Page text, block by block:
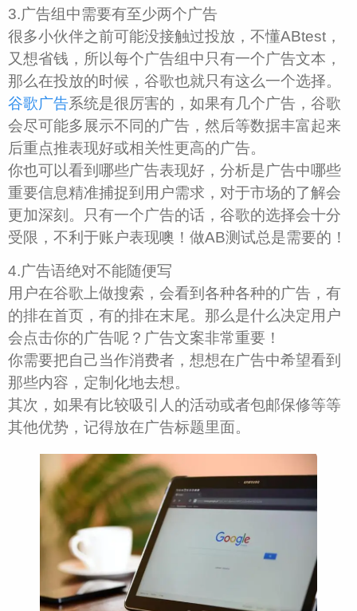
3.广告组中需要有至少两个广告
很多小伙伴之前可能没接触过投放，不懂ABtest，
又想省钱，所以每个广告组中只有一个广告文本，
那么在投放的时候，谷歌也就只有这么一个选择。
谷歌广告系统是很厉害的，如果有几个广告，谷歌
会尽可能多展示不同的广告，然后等数据丰富起来
后重点推表现好或相关性更高的广告。
你也可以看到哪些广告表现好，分析是广告中哪些
重要信息精准捕捉到用户需求，对于市场的了解会
更加深刻。只有一个广告的话，谷歌的选择会十分
受限，不利于账户表现噢！做AB测试总是需要的！
4.广告语绝对不能随便写
用户在谷歌上做搜索，会看到各种各种的广告，有
的排在首页，有的排在末尾。那么是什么决定用户
会点击你的广告呢？广告文案非常重要！
你需要把自己当作消费者，想想在广告中希望看到
那些内容，定制化地去想。
其次，如果有比较吸引人的活动或者包邮保修等等
其他优势，记得放在广告标题里面。